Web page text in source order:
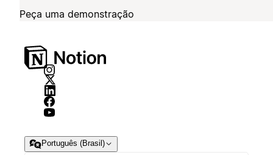
Peça uma demonstração
Português (Brasil)